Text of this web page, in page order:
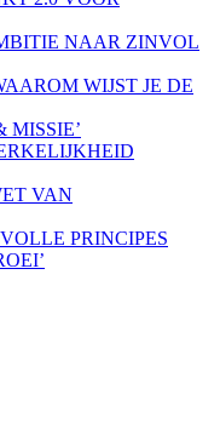
NAAR ZINVOL
WIJST JE DE
MISSIE’
VAN
PRINCIPES